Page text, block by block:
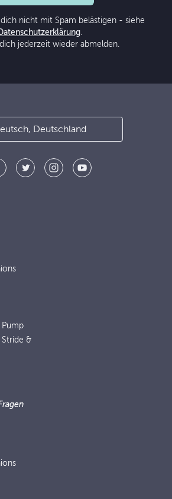
nicht mit Spam belästigen - siehe
.
jederzeit wieder abmelden.
Deutsch, Deutschland
Pump
&